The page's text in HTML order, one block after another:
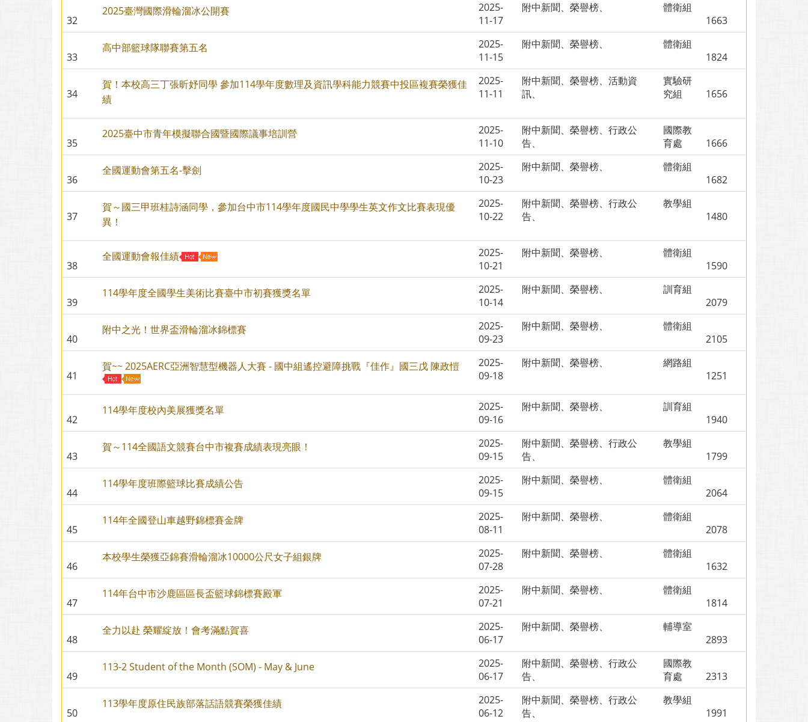
32
2025臺灣國際滑輪溜冰公開賽
2025-
11-17
附中新聞、榮譽榜、
體衛組
1663
33
高中部籃球隊聯賽第五名
2025-
11-15
附中新聞、榮譽榜、
體衛組
1824
34
賀！本校高三丁張昕妤同學 參加114學年度數理及資訊學科能力競賽中投區複賽榮獲佳
績
2025-
11-11
附中新聞、榮譽榜、活動資
訊、
實驗研
究組
1656
35
2025臺中市青年模擬聯合國暨國際議事培訓營
2025-
11-10
附中新聞、榮譽榜、行政公
告、
國際教
育處
1666
36
全國運動會第五名-擊劍
2025-
10-23
附中新聞、榮譽榜、
體衛組
1682
37
賀～國三甲班桂詩涵同學，參加台中市114學年度國民中學學生英文作文比賽表現優
異！
2025-
10-22
附中新聞、榮譽榜、行政公
告、
教學組
1480
38
全國運動會報佳績
2025-
10-21
附中新聞、榮譽榜、
體衛組
1590
39
114學年度全國學生美術比賽臺中市初賽獲獎名單
2025-
10-14
附中新聞、榮譽榜、
訓育組
2079
40
附中之光！世界盃滑輪溜冰錦標賽
2025-
09-23
附中新聞、榮譽榜、
體衛組
2105
41
賀~~ 2025AERC亞洲智慧型機器人大賽 - 國中組遙控避障挑戰『佳作』國三戊 陳政愷
2025-
09-18
附中新聞、榮譽榜、
網路組
1251
42
114學年度校內美展獲獎名單
2025-
09-16
附中新聞、榮譽榜、
訓育組
1940
43
賀～114全國語文競賽台中市複賽成績表現亮眼！
2025-
09-15
附中新聞、榮譽榜、行政公
告、
教學組
1799
44
114學年度班際籃球比賽成績公告
2025-
09-15
附中新聞、榮譽榜、
體衛組
2064
45
114年全國登山車越野錦標賽金牌
2025-
08-11
附中新聞、榮譽榜、
體衛組
2078
46
本校學生榮獲亞錦賽滑輪溜冰10000公尺女子組銀牌
2025-
07-28
附中新聞、榮譽榜、
體衛組
1632
47
114年台中市沙鹿區區長盃籃球錦標賽殿軍
2025-
07-21
附中新聞、榮譽榜、
體衛組
1814
48
全力以赴 榮耀綻放！會考滿點賀喜
2025-
06-17
附中新聞、榮譽榜、
輔導室
2893
49
113-2 Student of the Month (SOM) - May & June
2025-
06-17
附中新聞、榮譽榜、行政公
告、
國際教
育處
2313
50
113學年度原住民族部落話語競賽榮獲佳績
2025-
06-12
附中新聞、榮譽榜、行政公
告、
教學組
1991